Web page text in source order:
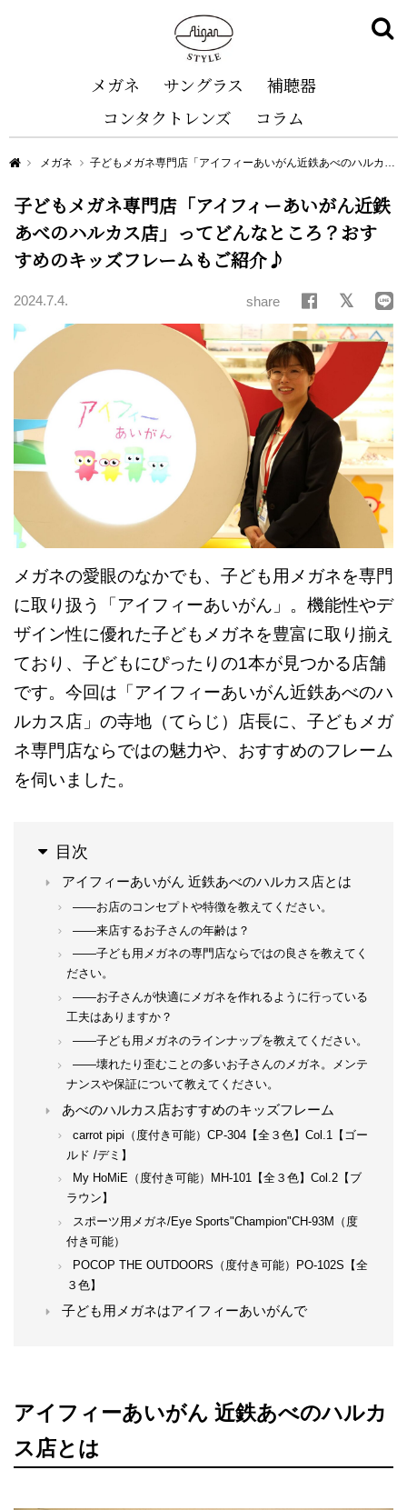
メガネ サングラス
補聴器
コンタクトレンズ
コラム
Aigan STYLE（メガネ・めがね）
メガネ 子どもメガネ専門店「アイフィーあいがん近鉄あべのハルカス店」ってどんなところ？おすすめのキッズフレームもご紹介♪
子どもメガネ専門店「アイフィーあいがん近鉄
あべのハルカス店」ってどんなところ？おす
すめのキッズフレームもご紹介♪
2024.7.4. share
メガネの愛眼のなかでも、子ども用メガネを専門
に取り扱う「アイフィーあいがん」。機能性やデ
ザイン性に優れた子どもメガネを豊富に取り揃え
ており、子どもにぴったりの1本が見つかる店舗
です。今回は「アイフィーあいがん近鉄あべのハ
ルカス店」の寺地（てらじ）店長に、子どもメガ
ネ専門店ならではの魅力や、おすすめのフレーム
を伺いました。
目次
アイフィーあいがん 近鉄あべのハルカス店とは
――お店のコンセプトや特徴を教えてください。
――来店するお子さんの年齢は？
――子ども用メガネの専門店ならではの良さを教えてく
ださい。
――お子さんが快適にメガネを作れるように行っている
工夫はありますか？
――子ども用メガネのラインナップを教えてください。
――壊れたり歪むことの多いお子さんのメガネ。メンテ
ナンスや保証について教えてください。
あべのハルカス店おすすめのキッズフレーム
carrot pipi（度付き可能）CP-304【全３色】Col.1【ゴー
ルド /デミ】
My HoMiE（度付き可能）MH-101【全３色】Col.2【ブ
ラウン】
スポーツ用メガネ/Eye Sports"Champion"CH-93M（度
付き可能）
POCOP THE OUTDOORS（度付き可能）PO-102S【全
３色】
子ども用メガネはアイフィーあいがんで
アイフィーあいがん 近鉄あべのハルカ
ス店とは